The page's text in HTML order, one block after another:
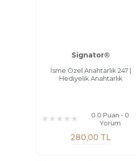
Signator®
İsme Özel Anahtarlık 247 |
Hediyelik Anahtarlık
0.0 Puan - 0
Yorum
280,00 TL